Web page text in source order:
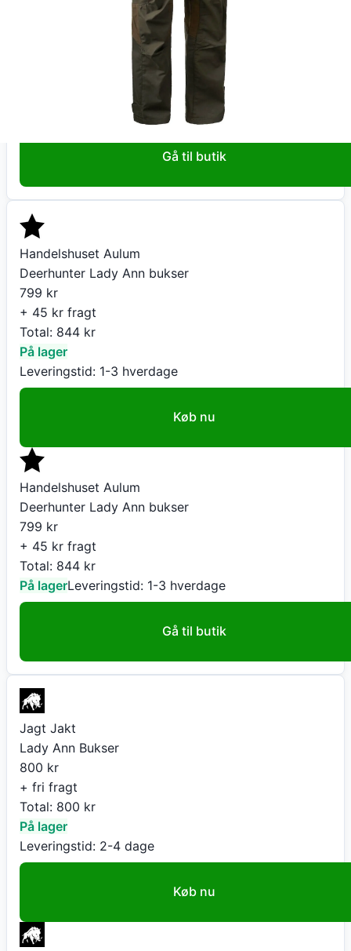
Deerhunter Lady Ann bukser Deep Green 38
Leveringstid:5-20 hverdage
Gå til butik
Handelshuset Aulum
Deerhunter Lady Ann bukser
799 kr
+ 45 kr fragt
Total: 844 kr
På lager
Leveringstid: 1-3 hverdage
Køb nu
Handelshuset Aulum
Deerhunter Lady Ann bukser
799 kr
+ 45 kr fragt
Total: 844 kr
På lagerLeveringstid: 1-3 hverdage
Gå til butik
Jagt Jakt
Lady Ann Bukser
800 kr
+ fri fragt
Total: 800 kr
På lager
Leveringstid: 2-4 dage
Køb nu